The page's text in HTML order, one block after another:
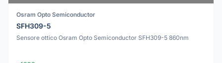
Osram Opto Semiconductor
SFH309-5
Sensore ottico Osram Opto Semiconductor SFH309-5 860nm